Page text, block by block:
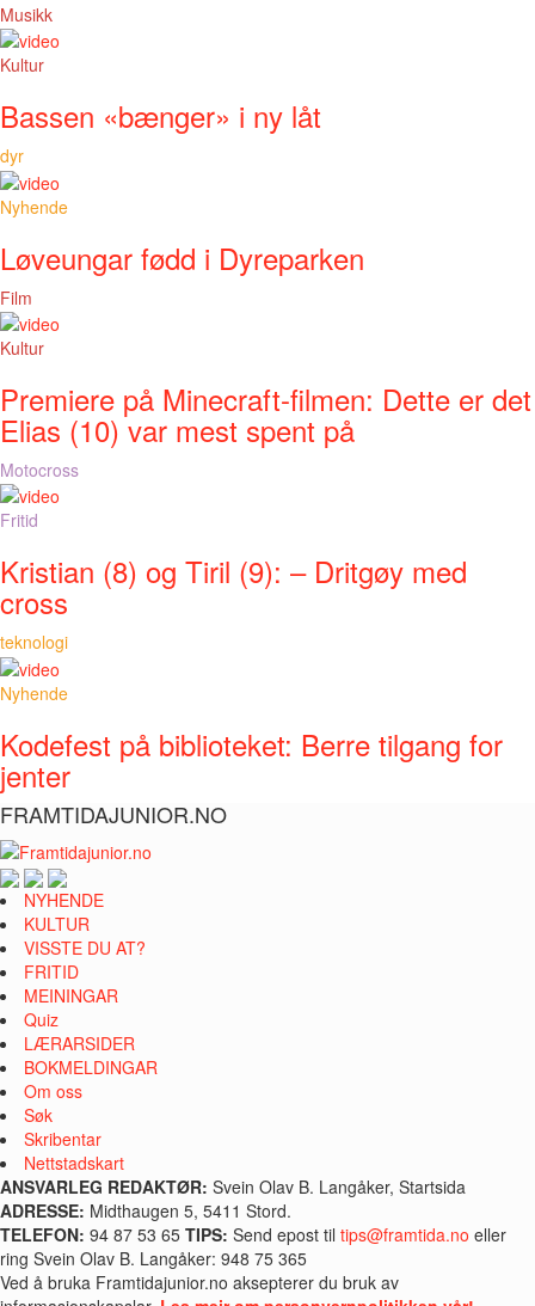
Musikk
Kultur
Bassen «bænger» i ny låt
dyr
Nyhende
Løveungar fødd i Dyreparken
Film
Kultur
Premiere på Minecraft-filmen: Dette er det
Elias (10) var mest spent på
Motocross
Fritid
Kristian (8) og Tiril (9): – Dritgøy med
cross
teknologi
Nyhende
Kodefest på biblioteket: Berre tilgang for
jenter
FRAMTIDAJUNIOR.NO
NYHENDE
KULTUR
VISSTE DU AT?
FRITID
MEININGAR
Quiz
LÆRARSIDER
BOKMELDINGAR
Om oss
Søk
Skribentar
Nettstadskart
ANSVARLEG REDAKTØR: Svein Olav B. Langåker, Startsida
ADRESSE: Midthaugen 5, 5411 Stord.
TELEFON: 94 87 53 65 TIPS: Send epost til tips@framtida.no eller
ring Svein Olav B. Langåker: 948 75 365
Ved å bruka Framtidajunior.no aksepterer du bruk av